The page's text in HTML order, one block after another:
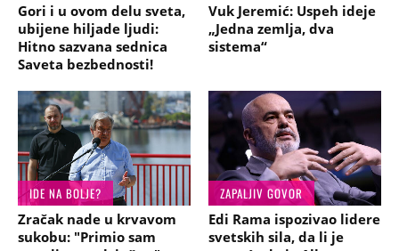
Gori i u ovom delu sveta,
ubijene hiljade ljudi:
Hitno sazvana sednica
Saveta bezbednosti!
Vuk Jeremić: Uspeh ideje
„Jedna zemlja, dva
sistema“
IDE NA BOLJE?
Zračak nade u krvavom
sukobu: "Primio sam
ZAPALJIV GOVOR
Edi Rama ispozivao lidere
svetskih sila, da li je